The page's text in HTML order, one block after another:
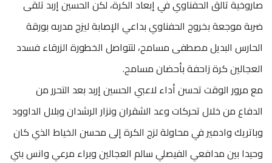
صاروخية تالق الحفناوي في إبعاد الكرة، لكن الحسين إربد تلقى
ضربة موجعة بخروج الحفناوي بداعي الإصابة ليزج مدربه بورقة
الحارس البديل مصطفى مسامح، لتتواصل الخطورة الزرقاء فسدد
العجالين كرة زاحفة بأحضان مسامح.
مع مرور الوقت تحسن أداء لاعبي الحسين إربد بعد التحرر من
الدفاع من خلال تحركات وعد الشقران ونزار الرشدان وبلال الداوود
وباتريك وادمير في محاولة لزج الكرة إلى محسن الخياط الذي كان
وحيدا بين مدافعي الفيصلي سالم العجالين وبراء مرعي وانس بني